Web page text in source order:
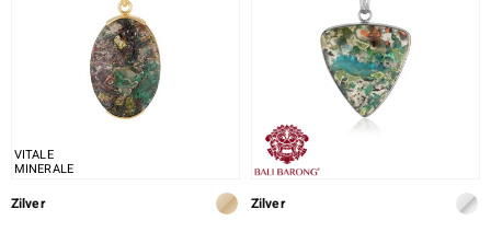
VITALE
MINERALE
Zilver Zilver